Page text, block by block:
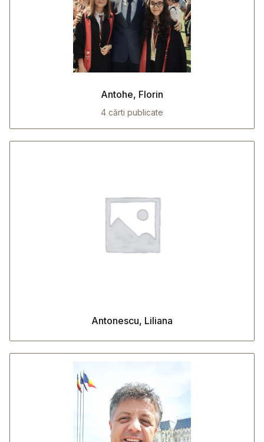
Antohe, Florin
4 cărti publicate
Antonescu, Liliana